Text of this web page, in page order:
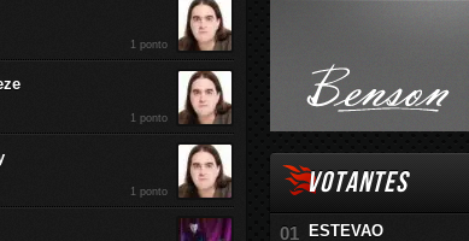
1 ponto
1 ponto
1 ponto VOTANTES
ESTEVAO